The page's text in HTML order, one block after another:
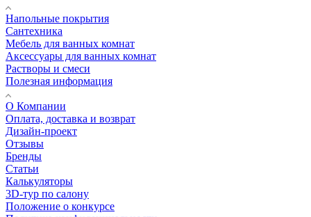
Напольные покрытия
Сантехника
Мебель для ванных комнат
Аксессуары для ванных комнат
Растворы и смеси
Полезная информация
О Компании
Оплата, доставка и возврат
Дизайн-проект
Отзывы
Бренды
Статьи
Калькуляторы
3D-тур по салону
Положение о конкурсе